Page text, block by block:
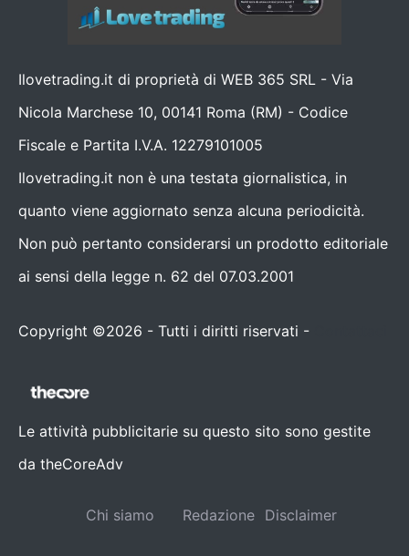
Ilovetrading.it di proprietà di WEB 365 SRL - Via
Nicola Marchese 10, 00141 Roma (RM) - Codice
Fiscale e Partita I.V.A. 12279101005
Ilovetrading.it non è una testata giornalistica, in
quanto viene aggiornato senza alcuna periodicità.
Non può pertanto considerarsi un prodotto editoriale
ai sensi della legge n. 62 del 07.03.2001
Copyright ©2026 - Tutti i diritti riservati -
Le attività pubblicitarie su questo sito sono gestite
da theCoreAdv
Chi siamo Redazione Disclaimer